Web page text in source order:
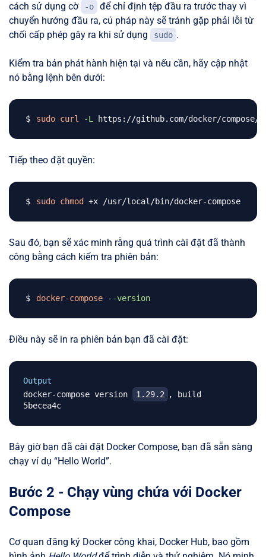
cách sử dụng cờ
-o
để chỉ định tệp đầu ra trước thay vì
chuyển hướng đầu ra, cú pháp này sẽ tránh gặp phải lỗi từ
chối cấp phép gây ra khi sử dụng
sudo .
Kiểm tra bản phát hành hiện tại và nếu cần, hãy cập nhật
nó bằng lệnh bên dưới:
sudo curl -L https://github.com/docker/compose/
Tiếp theo đặt quyền:
sudo chmod
Sau đó, bạn sẽ xác minh rằng quá trình cài đặt đã thành
công bằng cách kiểm tra phiên bản:
docker-compose --version
Điều này sẽ in ra phiên bản bạn đã cài đặt:
Output
docker-compose version
1.29.2
, build
Bây giờ bạn đã cài đặt Docker Compose, bạn đã sẵn sàng
chạy ví dụ “Hello World”.
Bước 2 - Chạy vùng chứa với Docker
Compose
Cơ quan đăng ký Docker công khai, Docker Hub, bao gồm